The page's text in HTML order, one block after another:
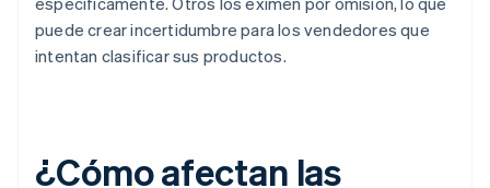
puede crear incertidumbre para los vendedores que
intentan clasificar sus productos.
¿Cómo afectan las